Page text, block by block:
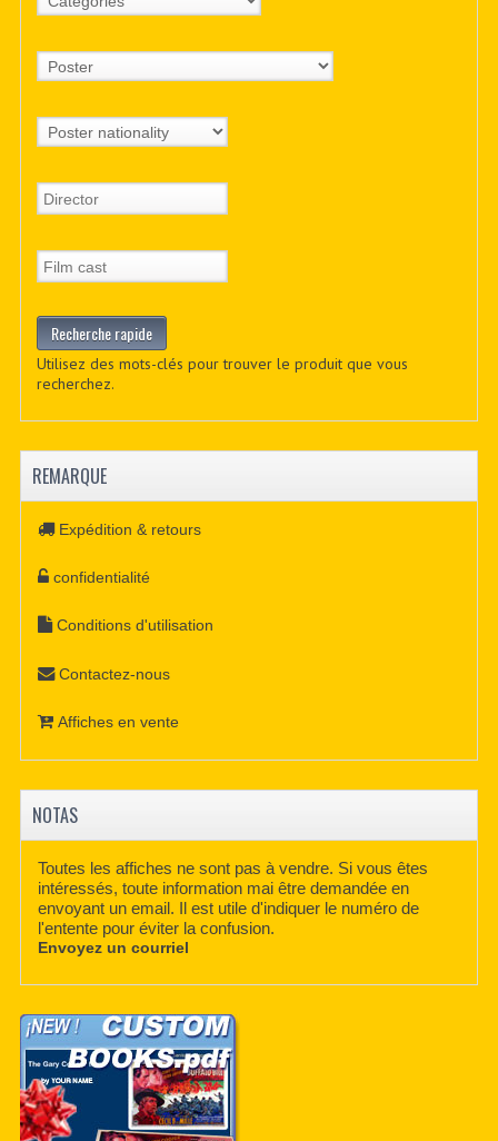
Utilisez des mots-clés pour trouver le produit que vous
recherchez.
REMARQUE
Expédition & retours
confidentialité
Conditions d'utilisation
Contactez-nous
Affiches en vente
NOTAS
Toutes les affiches ne sont pas à vendre. Si vous êtes
intéressés, toute information mai être demandée en
envoyant un email. Il est utile d'indiquer le numéro de
l'entente pour éviter la confusion.
Envoyez un courriel